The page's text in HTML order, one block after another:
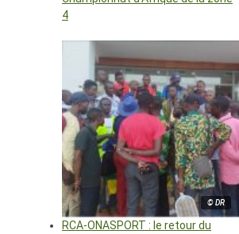
4
© DR
RCA-ONASPORT : le retour du